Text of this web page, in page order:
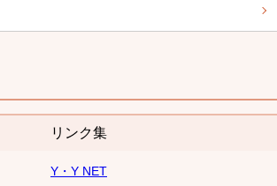
リンク集
Y・Y NET